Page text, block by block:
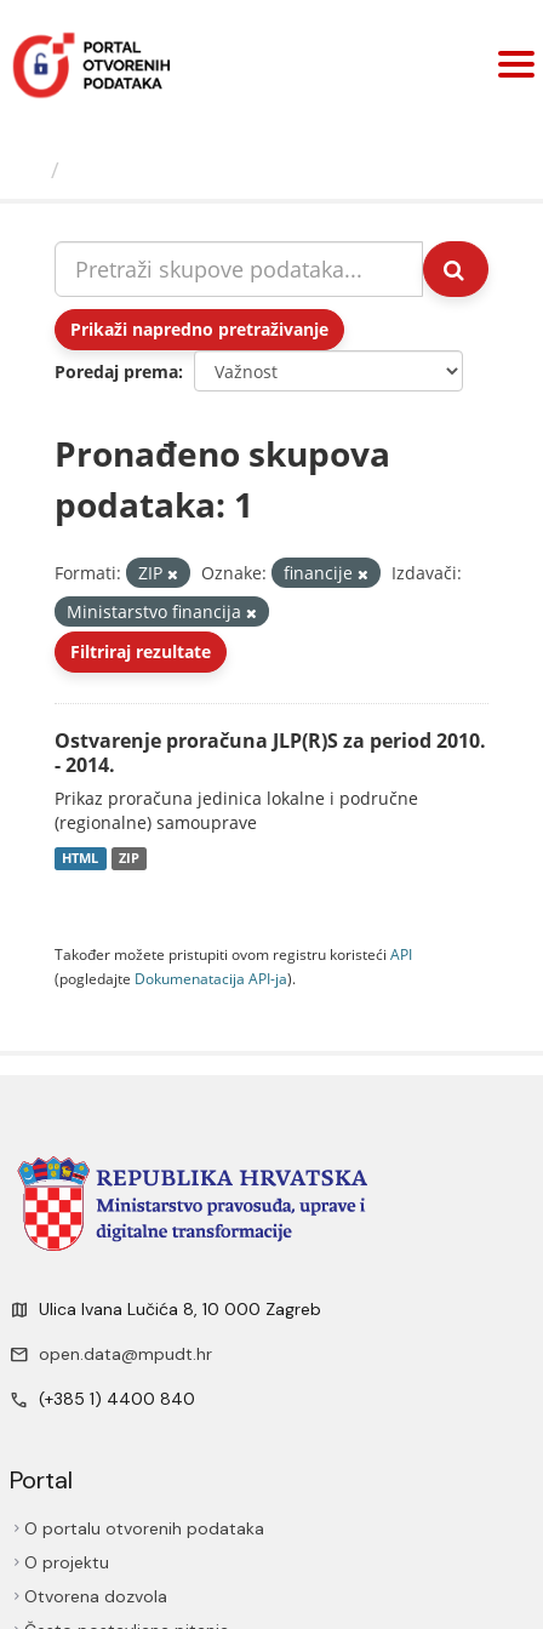
sadržaj
Prikaži napredno pretraživanje
Poredaj prema
Pronađeno skupova
podataka: 1
Formati: ZIP Oznake: financije
Izdavači:
Ministarstvo financija
Filtriraj rezultate
Ostvarenje proračuna JLP(R)S za period 2010.
- 2014.
Prikaz proračuna jedinica lokalne i područne
(regionalne) samouprave
HTML ZIP
Također možete pristupiti ovom registru koristeći API
(pogledajte Dokumenаtаcijа API-jа).